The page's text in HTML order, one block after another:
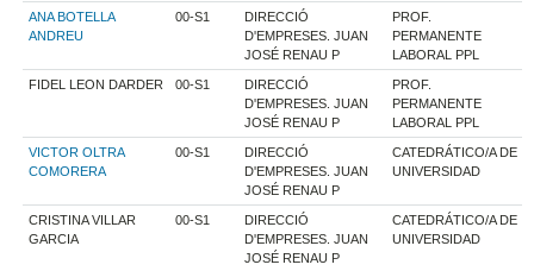
ANA BOTELLA
ANDREU
00-S1
DIRECCIÓ
D'EMPRESES. JUAN
JOSÉ RENAU P
PROF.
PERMANENTE
LABORAL PPL
FIDEL LEON DARDER 00-S1
DIRECCIÓ
D'EMPRESES. JUAN
JOSÉ RENAU P
PROF.
PERMANENTE
LABORAL PPL
VICTOR OLTRA
COMORERA
00-S1
DIRECCIÓ
D'EMPRESES. JUAN
JOSÉ RENAU P
CATEDRÁTICO/A DE
UNIVERSIDAD
CRISTINA VILLAR
GARCIA
00-S1
DIRECCIÓ
D'EMPRESES. JUAN
JOSÉ RENAU P
CATEDRÁTICO/A DE
UNIVERSIDAD